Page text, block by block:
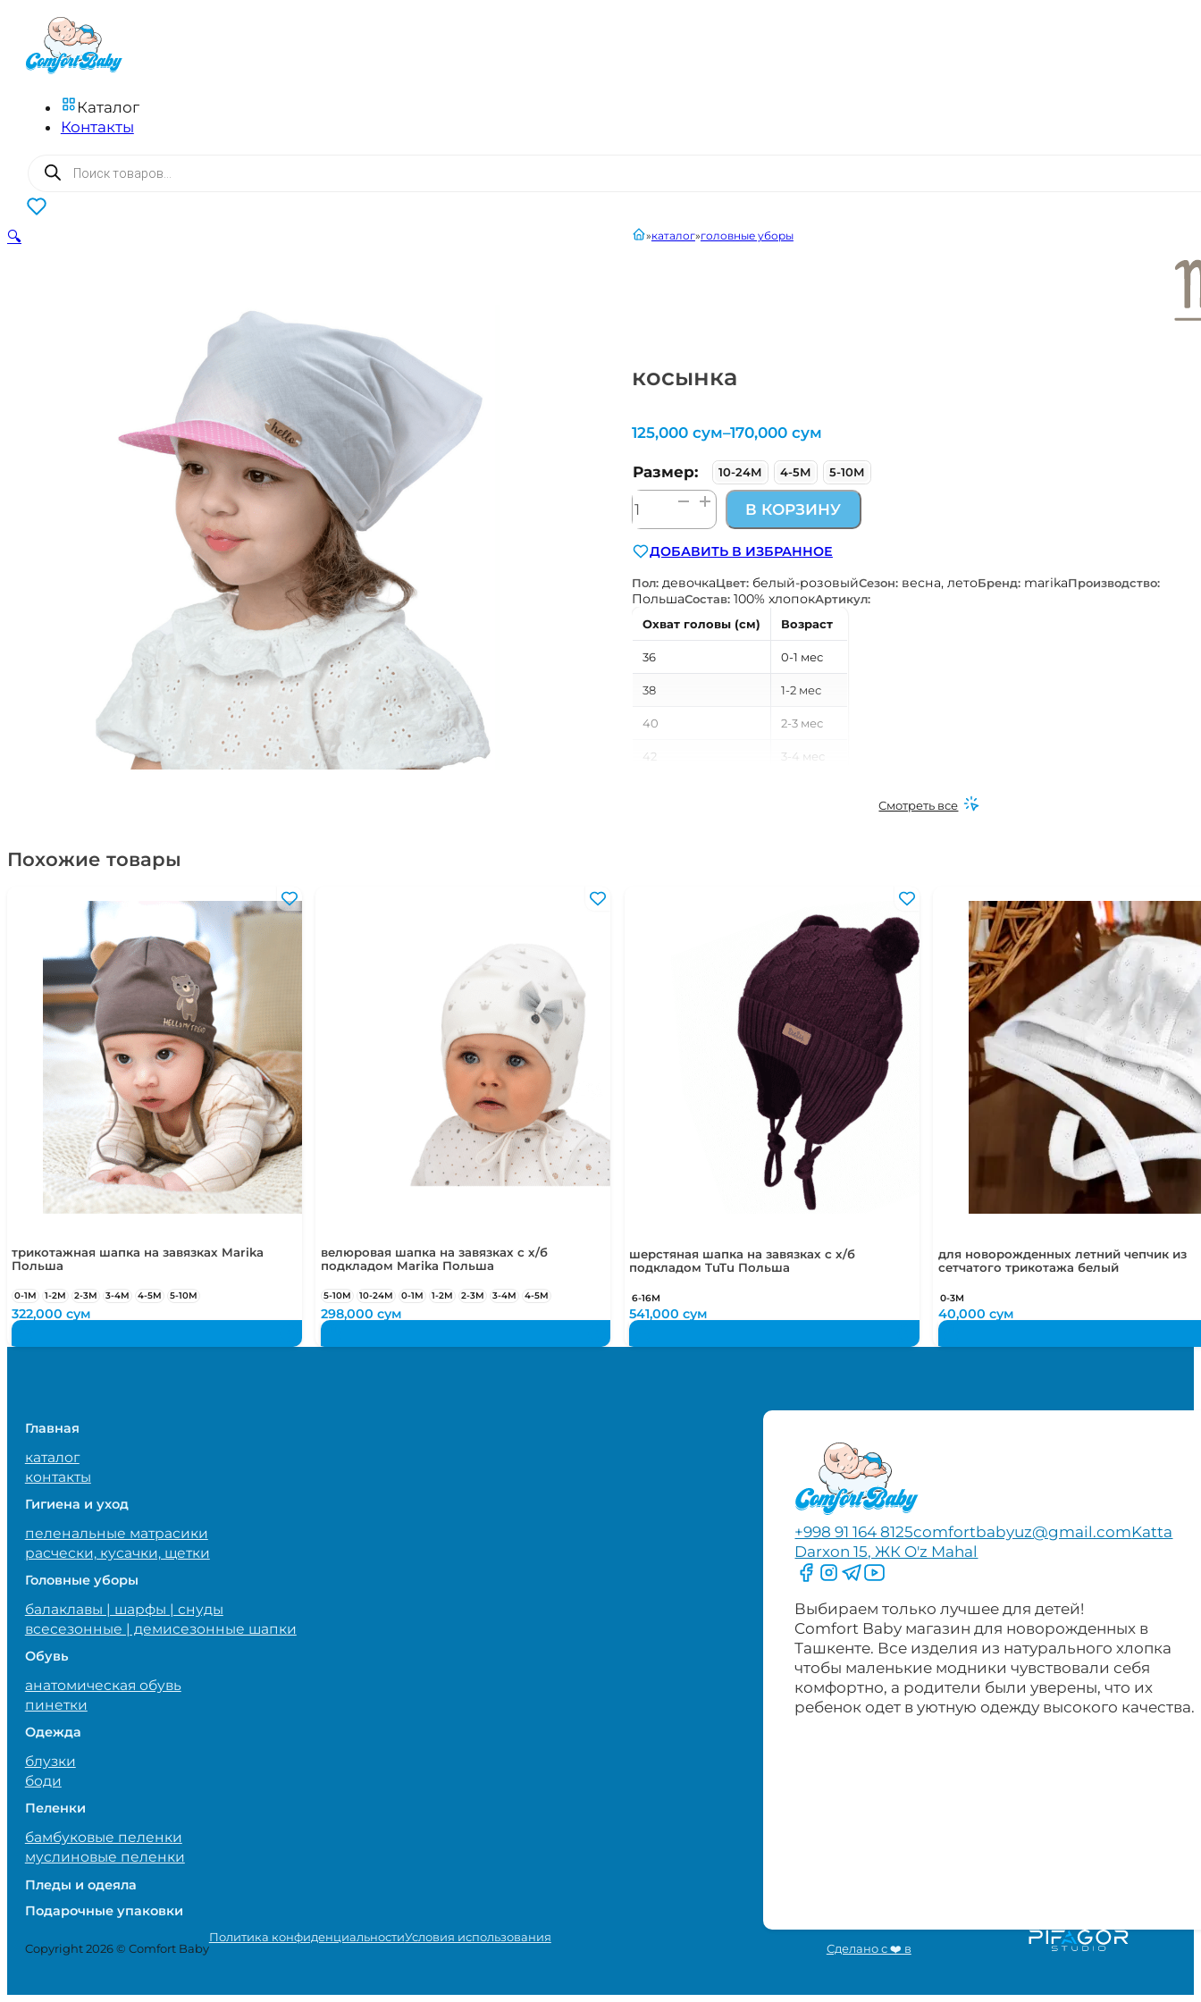
Каталог
Контакты
Поиск
товаров
0
косынка
главнаякаталог головные уборы
125,000 сум–170,000 сум
Диапазон
125,000 сум
–
170,000 сум
Размер: 10-24М 4-5М 5-10М
Количество
товара
В КОРЗИНУ
ДОБАВИТЬ В ИЗБРАННОЕ
Пол: девочкаЦвет: белый-розовыйСезон: весна, летоБренд: marikaПроизводство:
ПольшаСостав: 100% хлопокАртикул:
Охват головы (см)
Возраст
36 0-1 мес
38 1-2 мес
40 2-3 мес
42 3-4 мес
4-8 лет
8-12 лет
Смотреть все
🔍
Похожие товары
трикотажная шапка на завязках Marika
Польша
0-1М 1-2М 2-3М 3-4М 4-5М 5-10М
322,000сум
велюровая шапка на завязках с х/б
подкладом Marika Польша
5-10М 10-24М 0-1М 1-2М 2-3М 3-4М 4-5М
298,000 сум
шерстяная шапка на завязках с х/б
подкладом TuTu Польша
6-16М
541,000сум
для новорожденных летний чепчик из
сетчатого трикотажа белый
0-3М
40,000 сум
Главная
каталог
контакты
Гигиена и уход
пеленальные матрасики
расчески, кусачки, щетки
Головные уборы
балаклавы | шарфы | снуды
всесезонные | демисезонные шапки
Обувь
анатомическая обувь
пинетки
Одежда
блузки
боди
Пеленки
бамбуковые пеленки
муслиновые пеленки
Пледы и одеяла
Подарочные упаковки
+998 91 164 8125comfortbabyuz@gmail.comKatta
Darxon 15, ЖК O'z Mahal
Следите за нами на Facebook
Следите за нами в Instagram
Следите за нами в Telegram
Следите за нами в YouTube
Выбираем только лучшее для детей!
Comfort Baby магазин для новорожденных в
Ташкенте. Все изделия из натурального хлопка
чтобы маленькие модники чувствовали себя
комфортно, а родители были уверены, что их
ребенок одет в уютную одежду высокого качества.
Copyright 2026 © Comfort Baby
Политика конфиденциальностиУсловия использования
Сделано с ❤️ в